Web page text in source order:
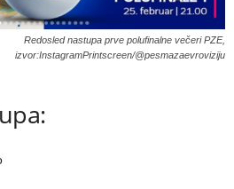
Redosled nastupa prve polufinalne večeri PZE,
izvor:InstagramPrintscreen/@pesmazaevroviziju